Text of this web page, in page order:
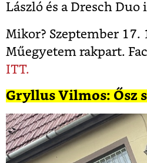
László és a Dresch Duo
Mikor? Szeptember 17.
Műegyetem rakpart.
ITT.
Gryllus Vilmos: Ősz